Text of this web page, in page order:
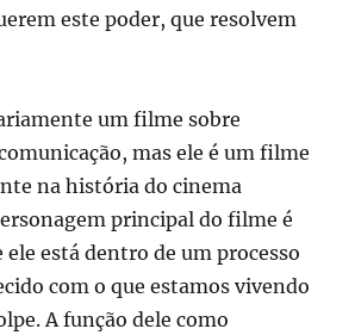
este poder, que resolvem
um filme sobre
mas ele é um filme
na história do cinema
principal do filme é
está dentro de um processo
com o que estamos vivendo
A função dele como